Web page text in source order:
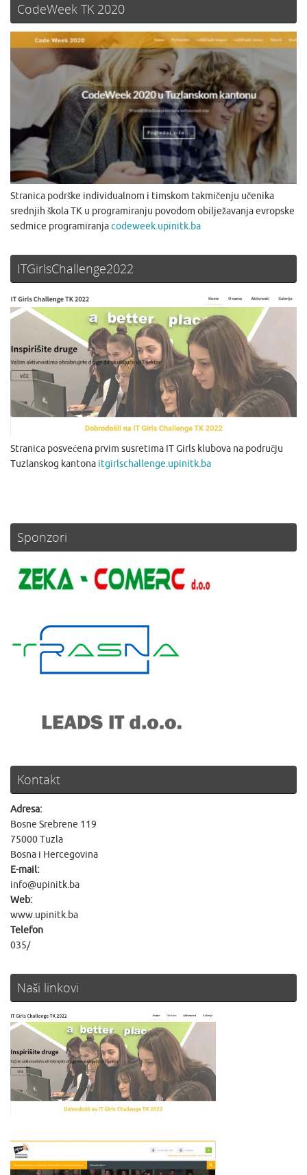
CodeWeek TK 2020
Stranica podrške individualnom i timskom takmičenju učenika
srednjih škola TK u programiranju povodom obilježavanja evropske
sedmice programiranjacodeweek.upinitk.ba
ITGirlsChallenge2022
Stranica posvećena prvim susretima IT Girls klubova na području
Tuzlanskog kantona itgirlschallenge.upinitk.ba
Sponzori
Kontakt
Adresa:
Bosne Srebrene 119
75000 Tuzla
Bosna i Hercegovina
E-mail:
info@upinitk.ba
Web:
www.upinitk.ba
Telefon
035/
Naši linkovi